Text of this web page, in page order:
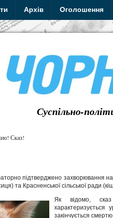
Архів Оголошення
Суспільно-
Сказ!
підтверджено захворювання на
та Красненської сільської ради
Як відомо,
характеризується
закінчується